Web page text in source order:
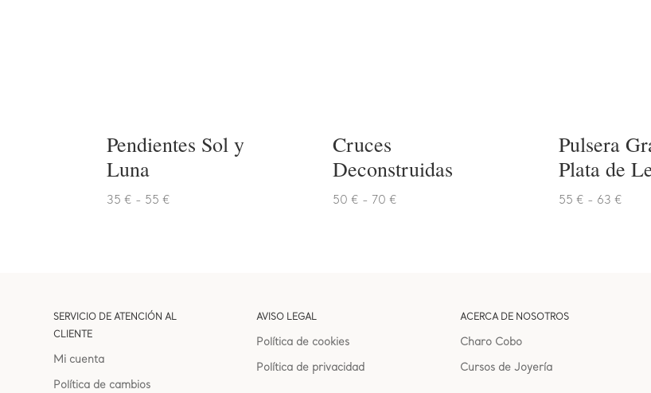
Pendientes Sol y
Luna
35€ - 55€
55 €
Cruces
Deconstruidas
50 € - 70 €Rango
Pulsera
Plata de
55 € - 63 €Rango
SERVICIO DE ATENCIÓN AL
CLIENTE
Mi cuenta
Política de cambios
AVISO LEGAL
Política de cookies
Política de privacidad
ACERCA DE NOSOTROS
Charo Cobo
Cursos de Joyería